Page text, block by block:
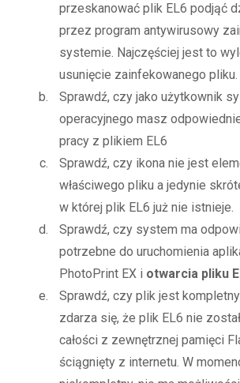
przeskanować plik EL6 podjąć
przez program antywirusowy
systemie. Najczęściej jest to
usunięcie zainfekowanego pliku.
Sprawdź, czy jako użytkownik
operacyjnego masz
pracy z plikiem EL6
Sprawdź, czy ikona nie jest
właściwego pliku a jedynie
w której plik EL6 już nie istnieje.
Sprawdź, czy system ma
potrzebne do uruchomienia
PhotoPrint EX i otwarcia pliku
Sprawdź, czy plik jest
zdarza się, że plik EL6 nie
całości z zewnętrznej pamięci
ściągnięty z internetu. W